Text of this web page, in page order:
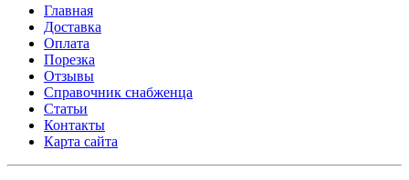
Главная
Доставка
Оплата
Порезка
Отзывы
Справочник снабженца
Статьи
Контакты
Карта сайта